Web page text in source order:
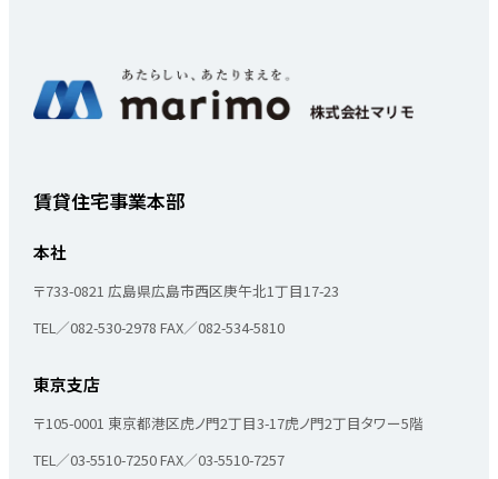
賃貸住宅事業本部
本社
〒733-0821 広島県広島市西区庚午北1丁目17-23
TEL／082-530-2978 FAX／082-534-5810
東京支店
〒105-0001 東京都港区虎ノ門2丁目3-17虎ノ門2丁目タワー5階
TEL／03-5510-7250FAX／03-5510-7257